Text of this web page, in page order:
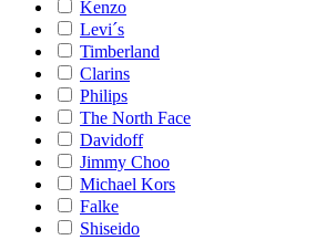
Kenzo
Levi´s
Timberland
Clarins
Philips
The North Face
Davidoff
Jimmy Choo
Michael Kors
Falke
Shiseido